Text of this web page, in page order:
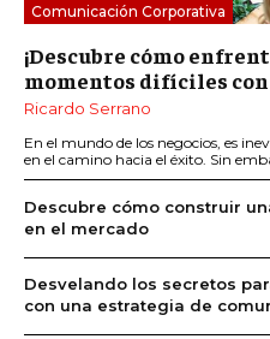
Comunicación Corporativa
¡Descubre cómo
momentos difíciles
Ricardo Serrano
En el mundo de los negocios, es
en el camino hacia el éxito. Sin
Descubre cómo construir
en el mercado
Desvelando los secretos
con una estrategia de